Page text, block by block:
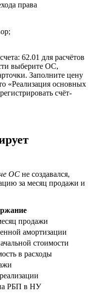
права
62.01 для расчётов
выберите ОС,
Заполните цену
«Реализация основных
счёт-
ОС не создавался,
за месяц продажи и
продажи
амортизации
стоимости
в расходы
РБП в НУ